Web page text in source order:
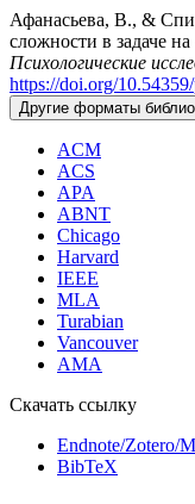
Афанасьева, В., &
сложности в задаче
Психологические
https://doi.org/
Другие форматы
ACM
ACS
APA
ABNT
Chicago
Harvard
IEEE
MLA
Turabian
Vancouver
AMA
Скачать ссылку
Endnote/Zotero/
BibTeX